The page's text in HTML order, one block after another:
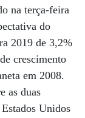
na terça-feira
do
2019 de 3,2%
crescimento
em 2008.
as duas
Unidos